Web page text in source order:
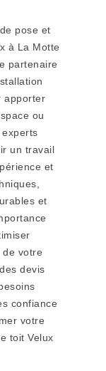
pose et
à La Motte
partenaire
apporter
ou
un travail
et
et
votre
devis
confiance
votre
toit Velux